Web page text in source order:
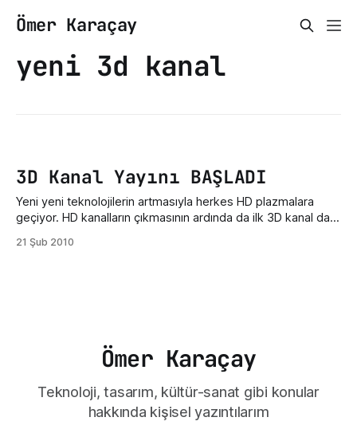
Ömer Karaçay
yeni 3d kanal
3D Kanal Yayını BAŞLADI
Yeni yeni teknolojilerin artmasıyla herkes HD plazmalara
geçiyor. HD kanalların çıkmasının ardında da ilk 3D kanal da
12685 [H]YATAY 30000
21 Şub 2010
Ömer Karaçay
Teknoloji, tasarım, kültür-sanat gibi konular
hakkında kişisel yazıntılarım